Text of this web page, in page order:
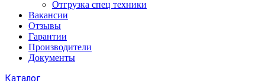
Отгрузка спец техники
Вакансии
Отзывы
Гарантии
Производители
Документы
Каталог